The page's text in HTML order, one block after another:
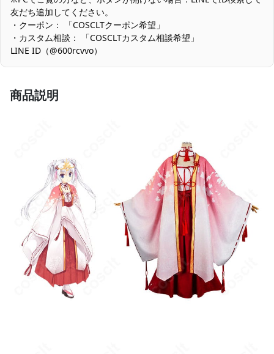
収納方法
他の衣類と同じく、清潔に乾燥を保ち、鋭
い物によっての破れを避けてください。
商品状態
新品未使用
多層構成ゆえの保形性：重ね着でシルエットが安定する一方、夏
材のインナーウェア併用を推奨します。
友だち追加してください。
・クーポン： 「COSCLTクーポン希望」
・カスタム相談： 「COSCLTカスタム相談希望」
LINE ID（@600rcvvo）
商品説明